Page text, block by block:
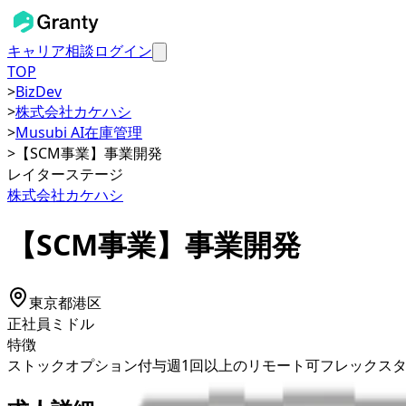
キャリア相談ログイン
TOP
>BizDev
>株式会社カケハシ
>Musubi AI在庫管理
> 【SCM事業】事業開発
レイターステージ
株式会社カケハシ
【SCM事業】事業開発
東京都港区
正社員 ミドル
特徴
ストックオプション付与週1回以上のリモート可フレックス